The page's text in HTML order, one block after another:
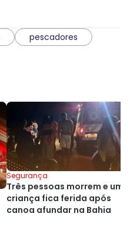
pescadores
Segurança
Três pessoas morrem e uma
criança fica ferida após
canoa afundar na Bahia